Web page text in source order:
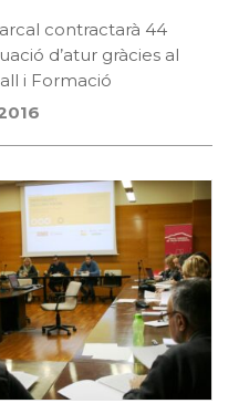
contractarà 44
d’atur gràcies al
i Formació